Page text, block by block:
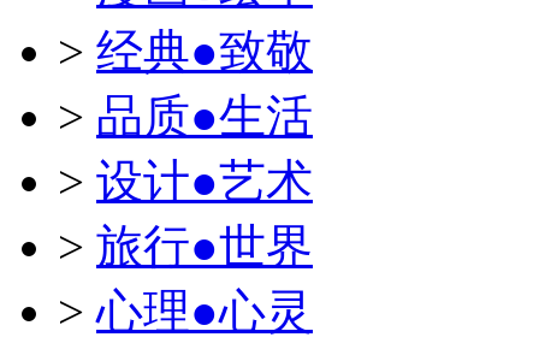
> 经典●致敬
> 品质●生活
> 设计●艺术
> 旅行●世界
>心理●心灵